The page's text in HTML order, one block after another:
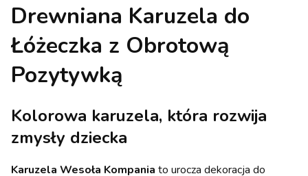
Drewniana Karuzela do
Łóżeczka z Obrotową
Pozytywką
Kolorowa karuzela, która rozwija
zmysły dziecka
Karuzela Wesoła Kompania to urocza dekoracja do